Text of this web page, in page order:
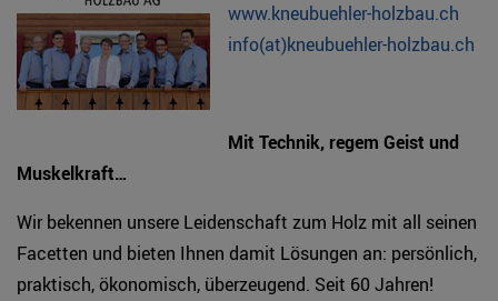
www.kneubuehler-holzbau.ch
info(at)kneubuehler-holzbau.ch
Mit Technik, regem Geist und
Muskelkraft…
Wir bekennen unsere Leidenschaft zum Holz mit all seinen
Facetten und bieten Ihnen damit Lösungen an: persönlich,
praktisch, ökonomisch, überzeugend. Seit 60 Jahren!